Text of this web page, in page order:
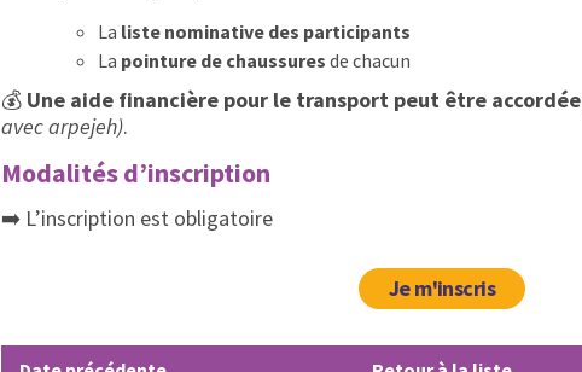
La liste nominative des participants
La pointure de chaussures de chacun
💰 Une aide financière pour le transport peut être accordée
avec arpejeh).
Modalités d’inscription
➡️ L’inscription est obligatoire
Je m'inscris